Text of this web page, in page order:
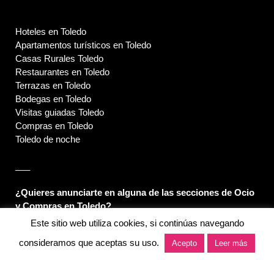
Hoteles en Toledo
Apartamentos turísticos en Toledo
Casas Rurales Toledo
Restaurantes en Toledo
Terrazas en Toledo
Bodegas en Toledo
Visitas guiadas Toledo
Compras en Toledo
Toledo de noche
¿Quieres anunciarte en alguna de las secciones de Ocio
y Compras en Toledo?
925 280 678 y pregunta por Manuela o escribe
informacion@toledoguiaturisticaycultural.com
0
Este sitio web utiliza cookies, si continúas navegando
consideramos que aceptas su uso.
Acepto Leer más